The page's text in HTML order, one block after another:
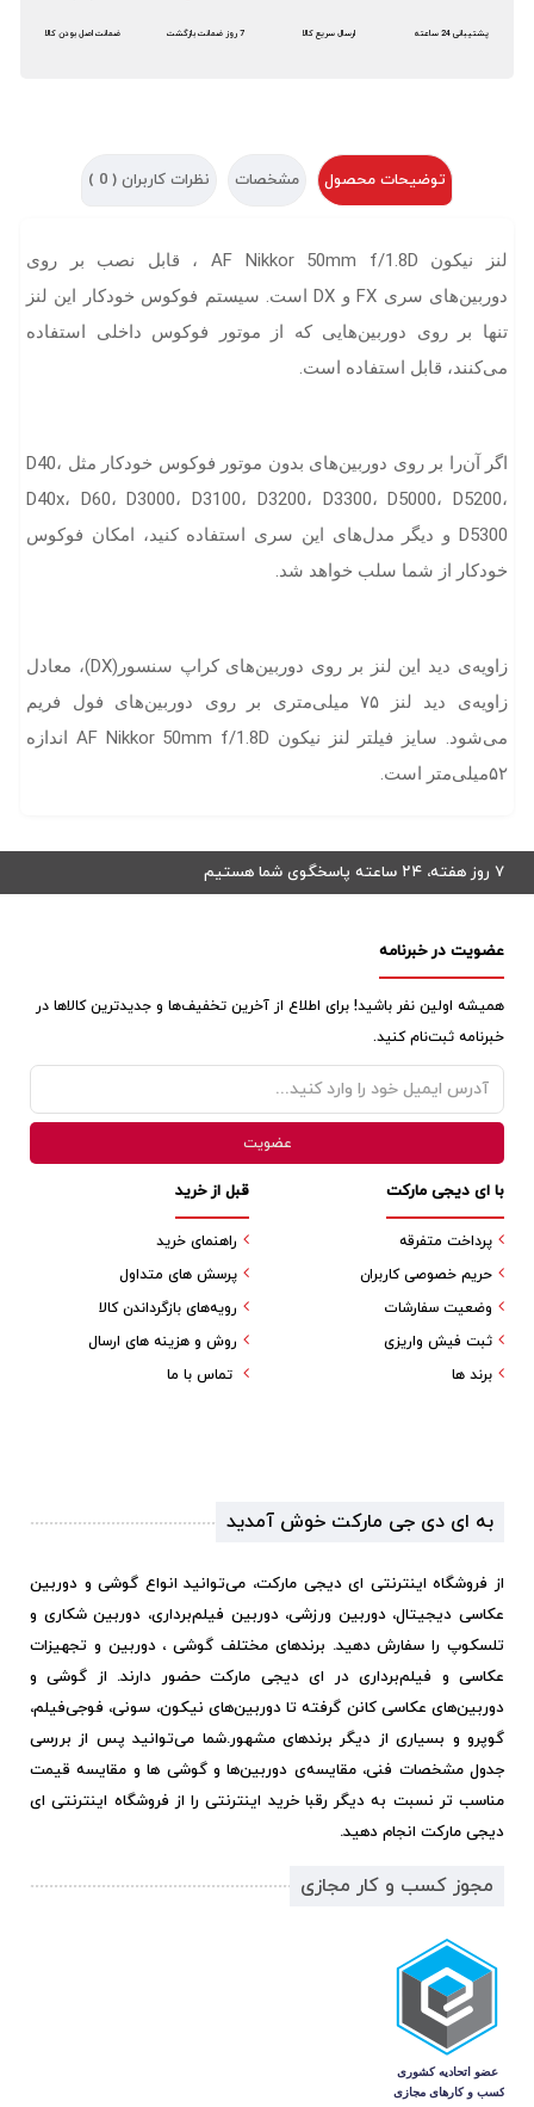
ضمانت اصل بودن کالا 7 روز ضمانت بازگشت ارسال سریع کالا پشتیبانی 24 ساعته
توضیحات محصول مشخصات نظرات کاربران ( 0
)
لنز نیکون AF Nikkor 50mm f/1.8D ، قابل نصب بر روی
دوربین‌های سری FX و DX است. سیستم فوکوس خودکار این لنز
تنها بر روی دوربین‌هایی که از موتور فوکوس داخلی استفاده
می‌کنند، قابل استفاده است.
اگر آن‌را بر روی دوربین‌های بدون موتور فوکوس خودکار مثل D40،
D40x، D60، D3000، D3100، D3200، D3300، D5000، D5200،
D5300 و دیگر مدل‌های این سری استفاده کنید، امکان فوکوس
خودکار از شما سلب خواهد شد.
زاویه‌ی دید این لنز بر روی دوربین‌های کراپ سنسور(DX)، معادل
زاویه‌ی دید لنز ۷۵ میلی‌متری بر روی دوربین‌های فول فریم
می‌شود. سایز فیلتر لنز نیکون AF Nikkor 50mm f/1.8D اندازه
۵۲میلی‌متر است.
۷ روز هفته، ۲۴ ساعته پاسخگوی شما هستیم
عضویت در خبرنامه
همیشه اولین نفر باشید! برای اطلاع از آخرین تخفیف‌ها و جدیدترین کالاها در
خبرنامه ثبت‌نام کنید.
قبل از خرید
راهنمای خرید
پرسش های متداول
رویه‌های بازگرداندن کالا
روش و هزینه های ارسال
تماس با ما
با ای دیجی مارکت
پرداخت متفرقه
حریم خصوصی کاربران
وضعیت سفارشات
ثبت فیش واریزی
برند ها
به ای دی جی مارکت خوش آمدید
از فروشگاه اینترنتی ای دیجی مارکت، می‌توانید انواع گوشی و دوربین
عکاسی دیجیتال، دوربین ورزشی، دوربین فیلم‌برداری، دوربین شکاری و
تلسکوپ را سفارش دهید. برندهای مختلف گوشی ، دوربین و تجهیزات
عکاسی و فیلم‌برداری در ای دیجی مارکت حضور دارند. از گوشی و
دوربین‌های عکاسی کانن گرفته تا دوربین‌های نیکون، سونی، فوجی‌فیلم،
گوپرو و بسیاری از دیگر برندهای مشهور.شما می‌توانید پس از بررسی
جدول مشخصات فنی، مقایسه‌ی دوربین‌ها و گوشی ها و مقایسه قیمت
مناسب تر نسبت به دیگر رقبا خرید اینترنتی را از فروشگاه اینترنتی ای
دیجی مارکت انجام دهید.
مجوز کسب و کار مجازی